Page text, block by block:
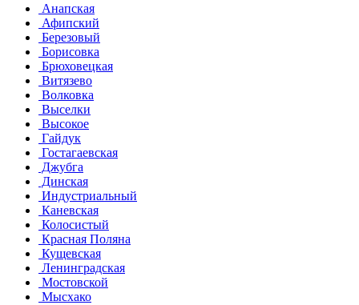
Анапская
Афипский
Березовый
Борисовка
Брюховецкая
Витязево
Волковка
Выселки
Высокое
Гайдук
Гостагаевская
Джубга
Динская
Индустриальный
Каневская
Колосистый
Красная Поляна
Кущевская
Ленинградская
Мостовской
Мысхако